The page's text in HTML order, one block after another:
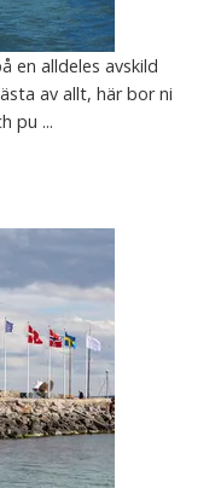
en alldeles avskild
av allt, här bor ni
pu ...